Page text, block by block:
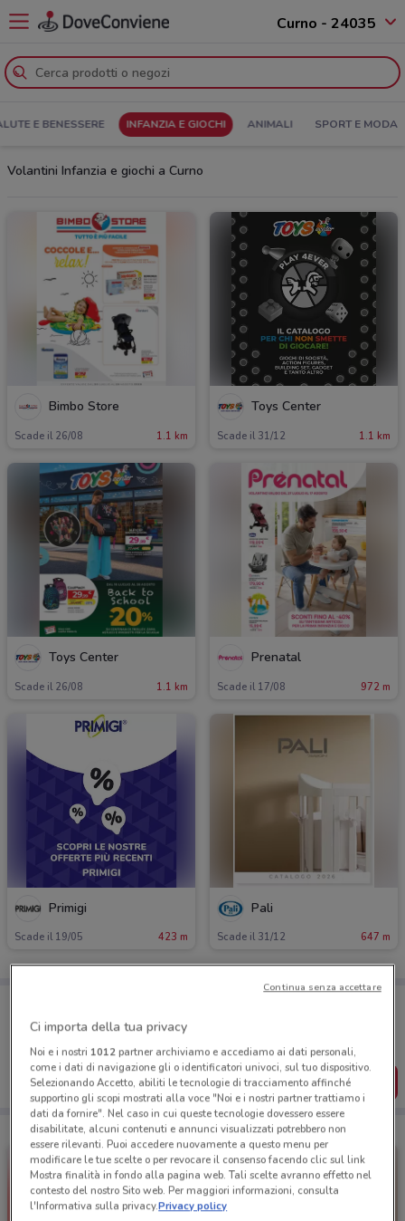
Curno - 24035
E BENESSERE INFANZIA E GIOCHI ANIMALI SPORT E MODA
Volantini Infanzia e giochi a Curno
Bimbo Store
Scade il 26/08 1.1 km
Toys Center
Scade il 31/12 1.1 km
Toys Center
Scade il 26/08 1.1 km
Prenatal
Scade il 17/08 972 m
Primigi
Scade il 19/05 423 m
Pali
Scade il 31/12 647 m
Puoi trovare le migliori offerte dei negozi vicino a te,
salvarle e creare la tua lista del risparmio, comodamente
dal tuo cellulare.
SCARICA L’APP
Ci importa della tua privacy
Noi e i nostri 1012partner archiviamo e accediamo ai dati personali,
come i dati di navigazione gli o identificatori univoci, sul tuo dispositivo.
Selezionando Accetto, abiliti le tecnologie di tracciamento affinché
supportino gli scopi mostrati alla voce "Noi e i nostri partner trattiamo i
dati da fornire". Nel caso in cui queste tecnologie dovessero essere
disabilitate, alcuni contenuti e annunci visualizzati potrebbero non
essere rilevanti. Puoi accedere nuovamente a questo menu per
modificare le tue scelte o per revocare il consenso facendo clic sul link
Mostra finalità in fondo alla pagina web. Tali scelte avranno effetto nel
contesto del nostro Sito web. Per maggiori informazioni, consulta
l'Informativa sulla privacy.Privacy policy
Continua senza accettare